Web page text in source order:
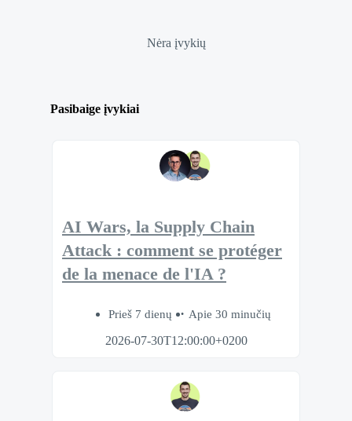
Nėra įvykių
Pasibaige įvykiai
AI Wars, la Supply Chain
Attack : comment se protéger
de la menace de l'IA ?
Prieš 7 dienų
Apie 30 minučių
2026-07-30T12:00:00+0200